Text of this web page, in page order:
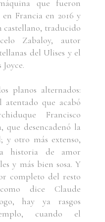
que fueron
Francia en 2016 y
castellano, traducido
Zabaloy, autor
del Ulises y el
planos alternados:
atentado que acabó
Francisco
que desencadenó la
y otro más extenso,
historia de amor
y más bien sosa. Y
completo del resto
dice Claude
hay ya rasgos
cuando el